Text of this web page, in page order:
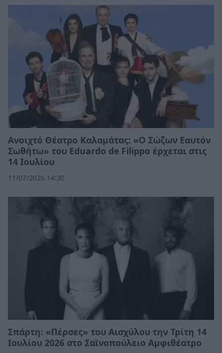
Ανοιχτό Θέατρο Καλαμάτας: «Ο Σώζων Εαυτόν
Σωθήτω» του Eduardo de Filippo έρχεται στις
14 Ιουλίου
11/07/2026 14:30
Σπάρτη: «Πέρσες» του Αισχύλου την Τρίτη 14
Ιουλίου 2026 στο Σαϊνοπούλειο Αμφιθέατρο